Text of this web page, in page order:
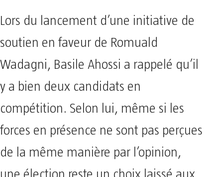
Lors du lancement d’une initiative de
soutien en faveur de Romuald
Wadagni, Basile Ahossi a rappelé qu’il
y a bien deux candidats en
compétition. Selon lui, même si les
forces en présence ne sont pas perçues
de la même manière par l’opinion,